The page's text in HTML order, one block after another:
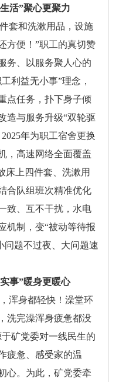
活”聚心更聚力
套和洗漱用品，设施
方便！”职工的真切赞
务、以服务聚人心的
利益无小事”理念，
点任务，扑下身子倾
造与服务升级“双轮驱
年为职工宿舍更换
，高速网络全面覆盖
床上四件套、洗漱用
合队组班次精准优化
致、互不干扰，水电
机制，变“被动等待报
问题不过夜、大问题速
事”暖身更暖心
浑身都轻快！澡堂环
洗完澡浑身疲惫都没
矿党委对一线民生的
疲惫、感受家的温
心。为此，矿党委牵